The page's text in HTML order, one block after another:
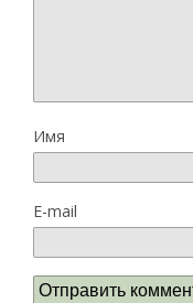
Имя
E-mail